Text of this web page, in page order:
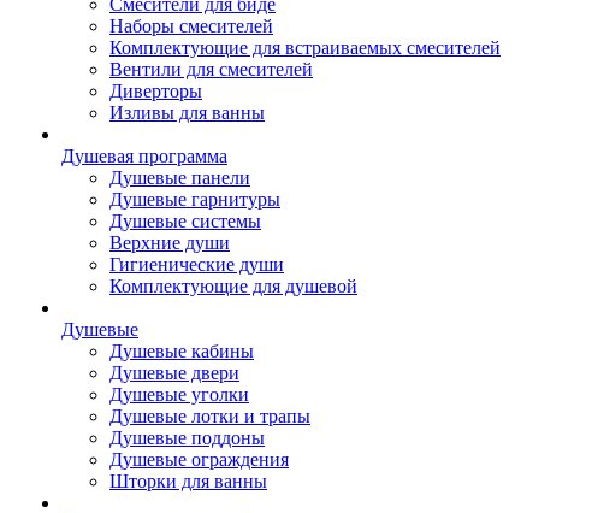
Смесители для биде
Наборы смесителей
Комплектующие для встраиваемых смесителей
Вентили для смесителей
Диверторы
Изливы для ванны
Душевая программа
Душевые панели
Душевые гарнитуры
Душевые системы
Верхние души
Гигиенические души
Комплектующие для душевой
Душевые
Душевые кабины
Душевые двери
Душевые уголки
Душевые лотки и трапы
Душевые поддоны
Душевые ограждения
Шторки для ванны